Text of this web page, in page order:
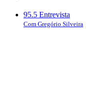
95.5 Entrevista
Com Gregório Silveira